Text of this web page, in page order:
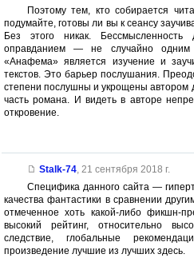
Поэтому тем, кто собирается
подумайте, готовы ли вы к сеансу
Без этого никак. Бессмысленность
оправданием — не случайно
«Анафема» является изучение и
текстов. Это барьер послушания.
степени послушны и укрощены автором
часть романа. И видеть в авторе
откровение.
Stalk-74, 21 сентября 2018 г.
Специфика данного сайта —
качества фантастики в сравнении
отмеченное хоть какой-либо фикшн-
высокий рейтинг, относительно
следствие, глобальные
произведение лучшие из лучших здесь.